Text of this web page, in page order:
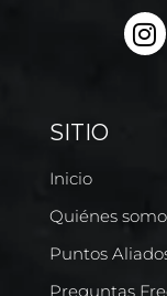
SITIO
Inicio
Quiénes
Puntos
Preguntas